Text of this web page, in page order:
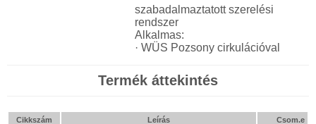
szabadalmaztatott szerelési
rendszer
Alkalmas:
· WÜS Pozsony cirkulációval
Termék áttekintés
Cikkszám Leírás
Csom.e